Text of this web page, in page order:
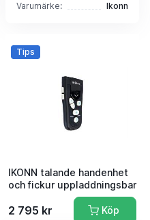
Varumärke:
Ikonn
Tips
IKONN talande handenhet
och fickur uppladdningsbar
2 795 kr Köp